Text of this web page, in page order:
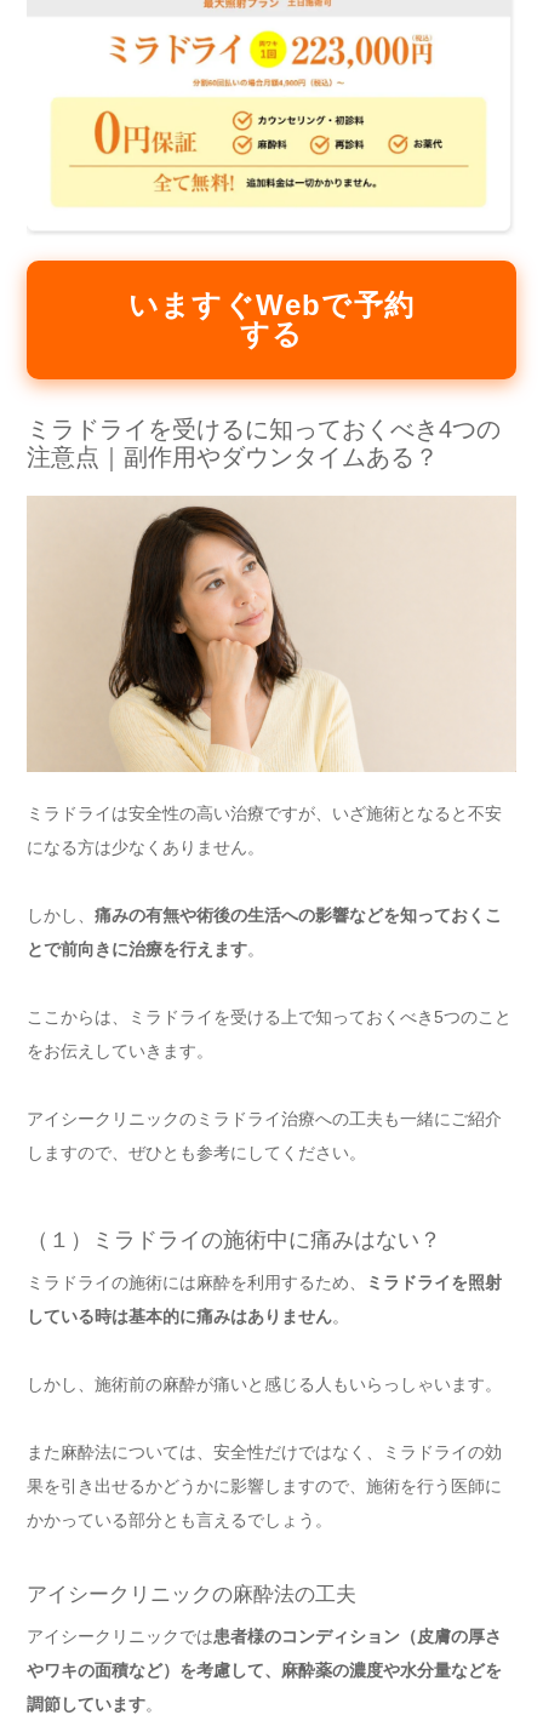
いますぐWebで予約
する
ミラドライを受けるに知っておくべき4つの
注意点｜副作用やダウンタイムある？
ミラドライは安全性の高い治療ですが、いざ施術となると不安
になる方は少なくありません。
しかし、 痛みの有無や術後の生活への影響などを知っておくこ
とで前向きに治療を行えます。
ここからは、ミラドライを受ける上で知っておくべき5つのこと
をお伝えしていきます。
アイシークリニックのミラドライ治療への工夫も一緒にご紹介
しますので、ぜひとも参考にしてください。
（１）ミラドライの施術中に痛みはない？
ミラドライの施術には麻酔を利用するため、
ミラドライを照射
している時は基本的に痛みはありません。
しかし、施術前の麻酔が痛いと感じる人もいらっしゃいます。
また麻酔法については、安全性だけではなく、ミラドライの効
果を引き出せるかどうかに影響しますので、施術を行う医師に
かかっている部分とも言えるでしょう。
アイシークリニックの麻酔法の工夫
アイシークリニックでは患者様のコンディション（皮膚の厚さ
やワキの面積など）を考慮して、麻酔薬の濃度や水分量などを
調節しています。